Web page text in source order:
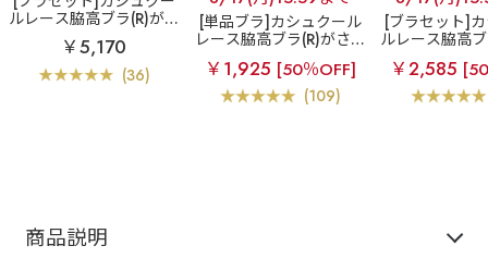
ルレース脇高ブラ(R)がさ
らに進化！柔らかなつけ
心地の美谷間ブラ
ト カシュクールレース脇
高ブラ(R) ブラジャー&シ
￥5,170
(36)
[単品ブラ]カシュクール
レース脇高ブラ(R)がさら
に進化！柔らかなつけ心
地の美谷間ブラ
リフト
カシュクールレース脇高
ブラ(R) 単品ブラジャー
￥1,925 [50％OFF]
(109)
[ブラセット]
ルレース脇高
らに進化！柔
心地の美谷間
ト カシュクー
高ブラ(R) ブ
￥2,585
商品説明